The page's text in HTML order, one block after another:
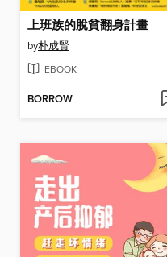
上班族的脫貧翻身計畫
by朴成賢
EBOOK
BORROW